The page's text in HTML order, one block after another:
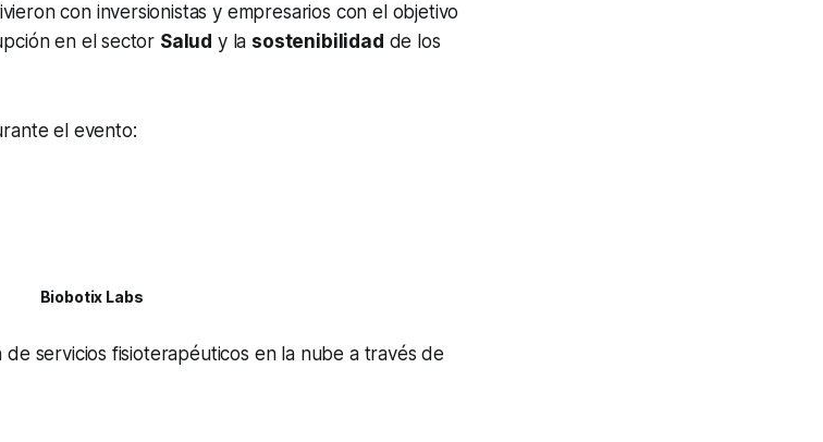
con inversionistas y empresarios con el objetivo
en el sector Salud y la sostenibilidad de los
el evento:
Biobotix Labs
servicios fisioterapéuticos en la nube a través de